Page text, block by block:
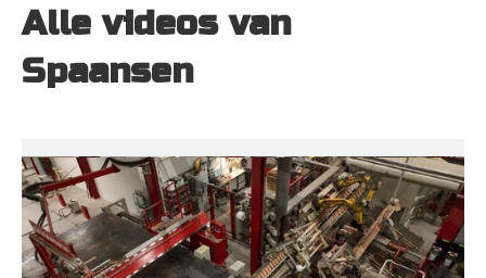
Alle videos van
Spaansen